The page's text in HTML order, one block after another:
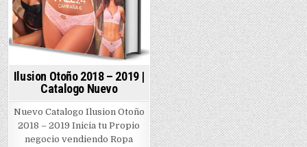
Ilusion Otoño 2018 – 2019 |
Catalogo Nuevo
Nuevo Catalogo Ilusion Otoño
2018 – 2019 Inicia tu Propio
negocio vendiendo Ropa